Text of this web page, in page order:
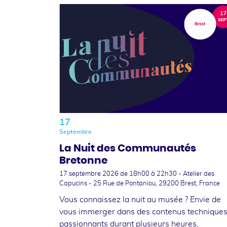
17
Septembre
La Nuit des Communautés
Bretonne
17 septembre 2026 de 18h00 à 22h30 - Atelier des
Capucins - 25 Rue de Pontaniou, 29200 Brest, France
Vous connaissez la nuit au musée ? Envie de
vous immerger dans des contenus techniques
passionnants durant plusieurs heures,